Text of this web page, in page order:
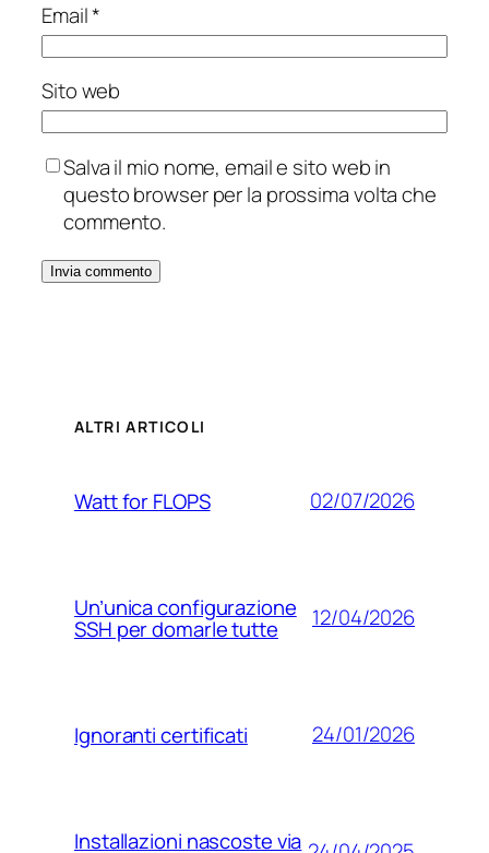
Email*
Sito web
Salva il mio nome, email e sito web in
questo browser per la prossima volta che
commento.
ALTRI ARTICOLI
Watt for FLOPS 02/07/2026
Un’unica configurazione
SSH per domarle tutte 12/04/2026
Ignoranti certificati 24/01/2026
Installazioni nascoste via